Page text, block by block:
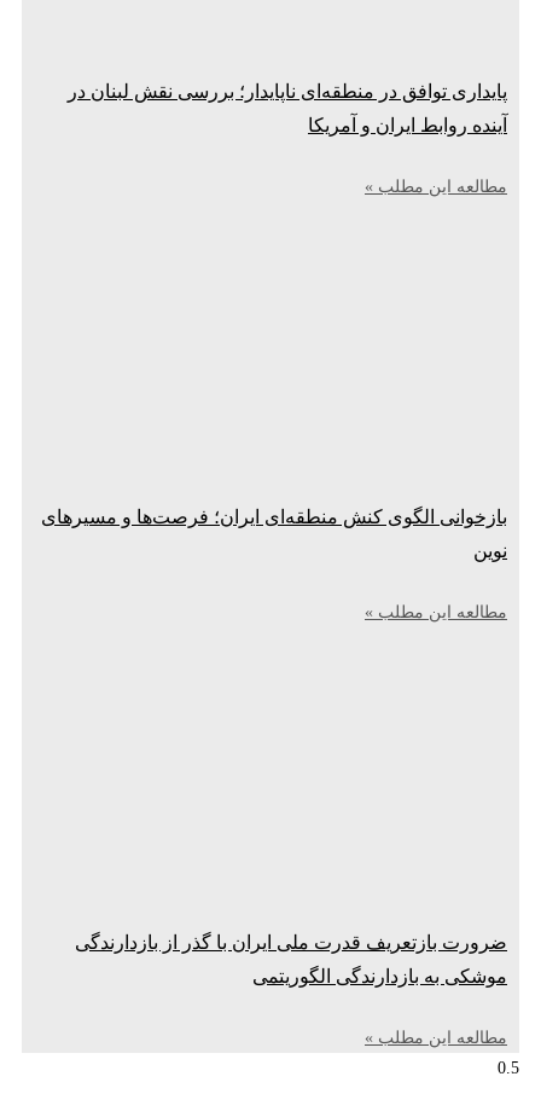
پایداری توافق در منطقه‌ای ناپایدار؛ بررسی نقش لبنان در
آینده روابط ایران و آمریکا
مطالعه این مطلب »
بازخوانی الگوی کنش منطقه‌ای ایران؛ فرصت‌ها و مسیرهای
نوین
مطالعه این مطلب »
ضرورت بازتعریف قدرت ملی ایران با گذر از بازدارندگی
موشکی به بازدارندگی الگوریتمی
مطالعه این مطلب »